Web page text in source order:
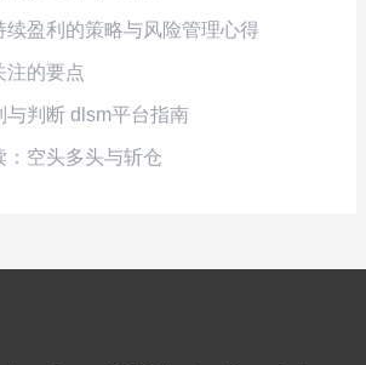
续盈利的策略与风险管理心得
注的要点
与判断 dlsm平台指南
空头多头与斩仓